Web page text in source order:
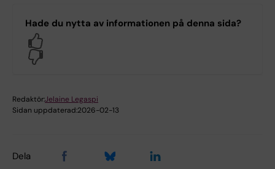
Hade du nytta av informationen på denna sida?
Redaktör:Jelaine Legaspi
Sidan uppdaterad:2026-02-13
Dela